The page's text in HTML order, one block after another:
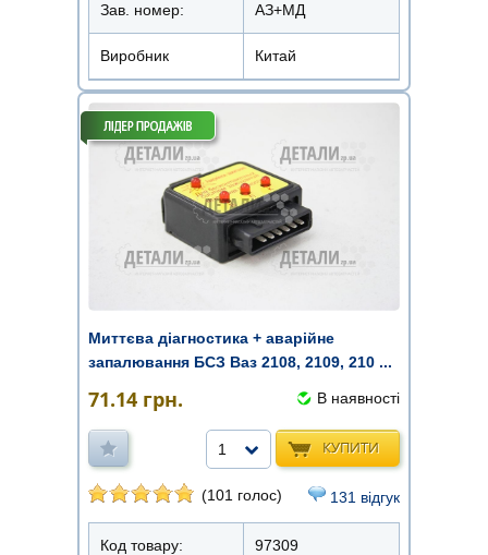
Зав. номер: АЗ+МД
Виробник Китай
Миттєва діагностика + аварійне
запалювання БСЗ Ваз 2108, 2109, 210 ...
71.14 грн. В наявності
КУПИТИ
1
(101 голос) 131 відгук
Код товару: 97309